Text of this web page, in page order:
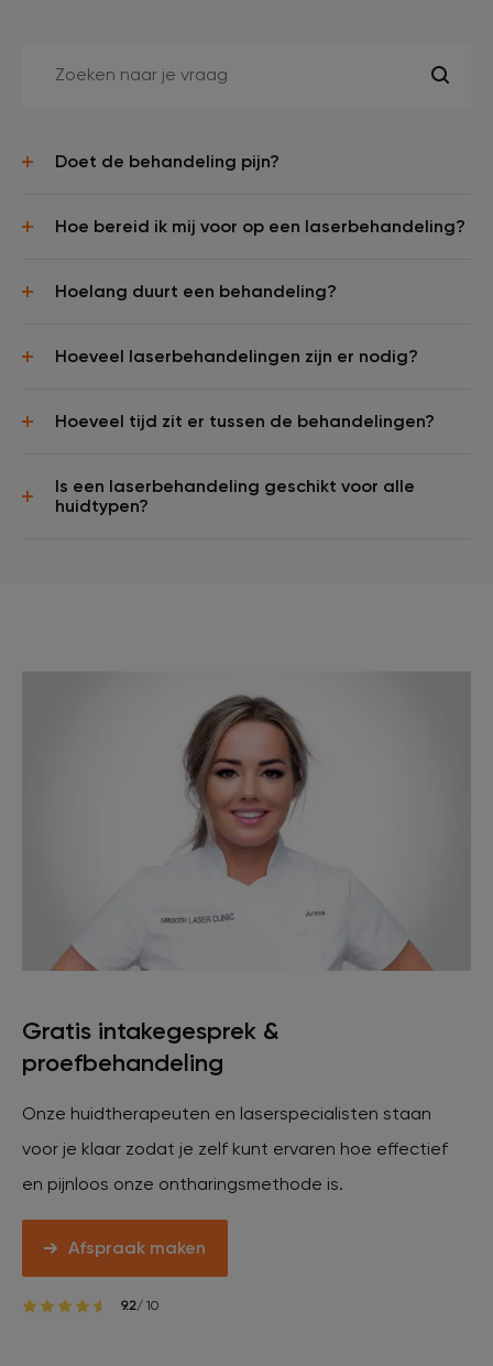
Doet de behandeling pijn?
Hoe bereid ik mij voor op een laserbehandeling?
Hoelang duurt een behandeling?
Hoeveel laserbehandelingen zijn er nodig?
Hoeveel tijd zit er tussen de behandelingen?
Is een laserbehandeling geschikt voor alle
huidtypen?
Gratis intakegesprek &
proefbehandeling
Onze huidtherapeuten en laserspecialisten staan
voor je klaar zodat je zelf kunt ervaren hoe effectief
en pijnloos onze ontharingsmethode is.
Afspraak maken
9.2/ 10